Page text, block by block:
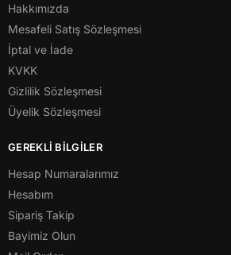
Hakkımızda
Mesafeli Satış Sözleşmesi
İptal ve İade
KVKK
Gizlilik Sözleşmesi
Üyelik Sözleşmesi
GEREKLİ BİLGİLER
Hesap Numaralarımız
Hesabım
Sipariş Takip
Bayimiz Olun